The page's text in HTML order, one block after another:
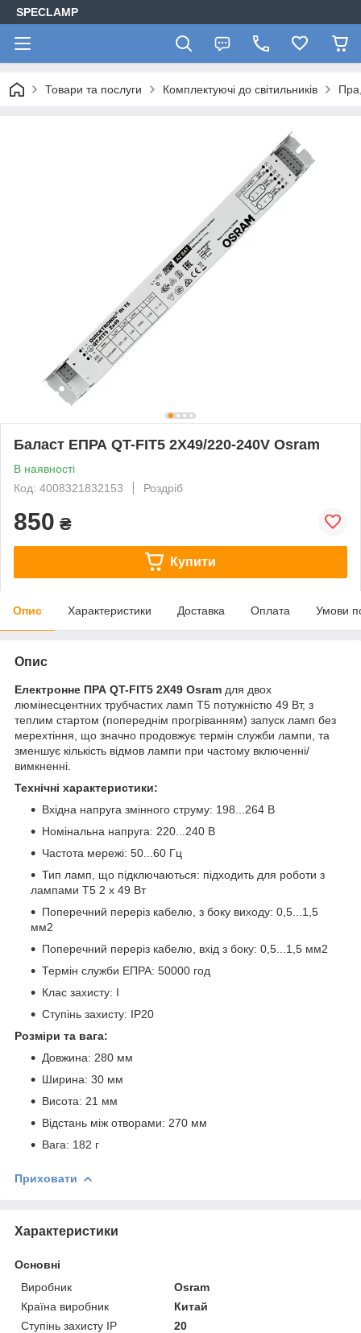
SPECLAMP
Товари та послуги Комплектуючі до світильників
Баласт ЕПРА QT-FIT5 2X49/220-240V Osram
В наявності
Код: 4008321832153
Роздріб
850 ₴
Купити
Опис Характеристики Доставка Оплата Умови
Опис
Електронне ПРА QT-FIT5 2X49 Osram для двох
люмінесцентних трубчастих ламп Т5 потужністю 49 Вт, з
теплим стартом (попереднім прогріванням) запуск ламп без
мерехтіння, що значно продовжує термін служби лампи, та
зменшує кількість відмов лампи при частому включенні/
вимкненні.
Технічні характеристики:
Вхідна напруга змінного струму: 198...264 В
Номінальна напруга: 220...240 В
Частота мережі: 50...60 Гц
Тип ламп, що підключаються: підходить для роботи з
лампами Т5 2 х 49 Вт
Поперечний переріз кабелю, з боку виходу: 0,5...1,5
мм2
Поперечний переріз кабелю, вхід з боку: 0,5...1,5 мм2
Термін служби ЕПРА: 50000 год
Клас захисту: I
Ступінь захисту: IP20
Розміри та вага:
Довжина: 280 мм
Ширина: 30 мм
Висота: 21 мм
Відстань між отворами: 270 мм
Вага: 182 г
Приховати
Характеристики
Основні
Виробник
Osram
Країна виробник
Китай
Ступінь захисту IP
20